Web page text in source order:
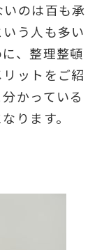
いのは百も承
う人も多い
、整理整頓
ットをご紹
かっている
ります。